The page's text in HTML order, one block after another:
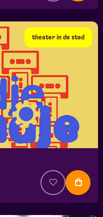
theater in de stad